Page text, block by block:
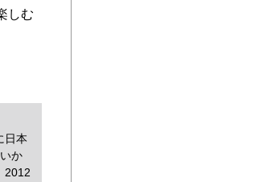
しむ
日本
か
2012